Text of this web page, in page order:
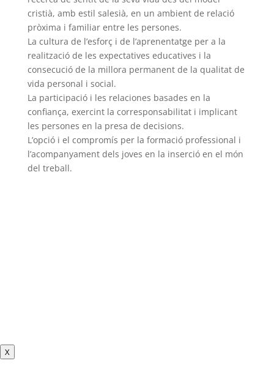
cristià, amb estil salesià, en un ambient de relació
pròxima i familiar entre les persones.
La cultura de l’esforç i de l’aprenentatge per a la
realització de les expectatives educatives i la
consecució de la millora permanent de la qualitat de
vida personal i social.
La participació i les relaciones basades en la
confiança, exercint la corresponsabilitat i implicant
les persones en la presa de decisions.
L’opció i el compromís per la formació professional i
l’acompanyament dels joves en la inserció en el món
del treball.
X